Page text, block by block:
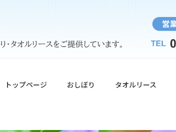
トップページ おしぼり タオルリース